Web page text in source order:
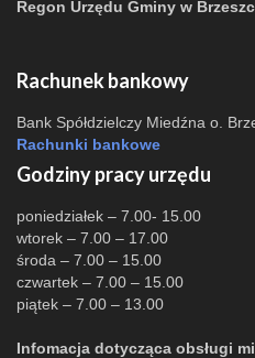
Regon Urzędu Gminy w
Rachunek bankowy
Bank Spółdzielczy Miedźna o.
Rachunki bankowe
Godziny pracy urzędu
poniedziałek – 7.00- 15.00
wtorek – 7.00 – 17.00
środa – 7.00 – 15.00
czwartek – 7.00 – 15.00
piątek – 7.00 – 13.00
Infomacja dotycząca obsługi